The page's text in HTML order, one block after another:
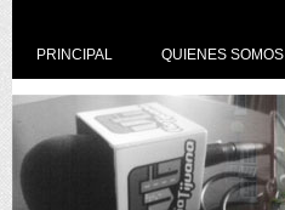
PRINCIPAL QUIENES SOMOS